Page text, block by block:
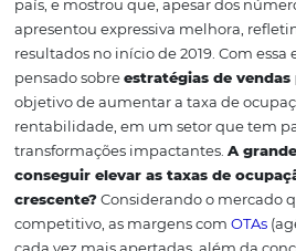
O cenário macroeconômico do
positivo. Uma pesquisa,
Imobiliária, analisou dados de
país, e mostrou que, apesar dos
apresentou expressiva melhora,
resultados no início de 2019.
pensado sobreestratégias de